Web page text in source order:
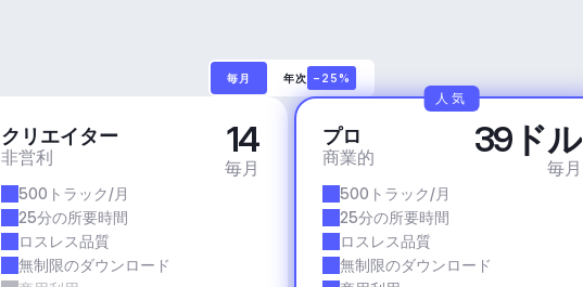
毎月 年次 −25%
クリエイター
非営利 14
毎月
500トラック/月
25分の所要時間
ロスレス品質
無制限のダウンロード
プロ
商業的 39ドル
毎月
500トラック/月
25分の所要時間
ロスレス品質
無制限のダウンロード
人気